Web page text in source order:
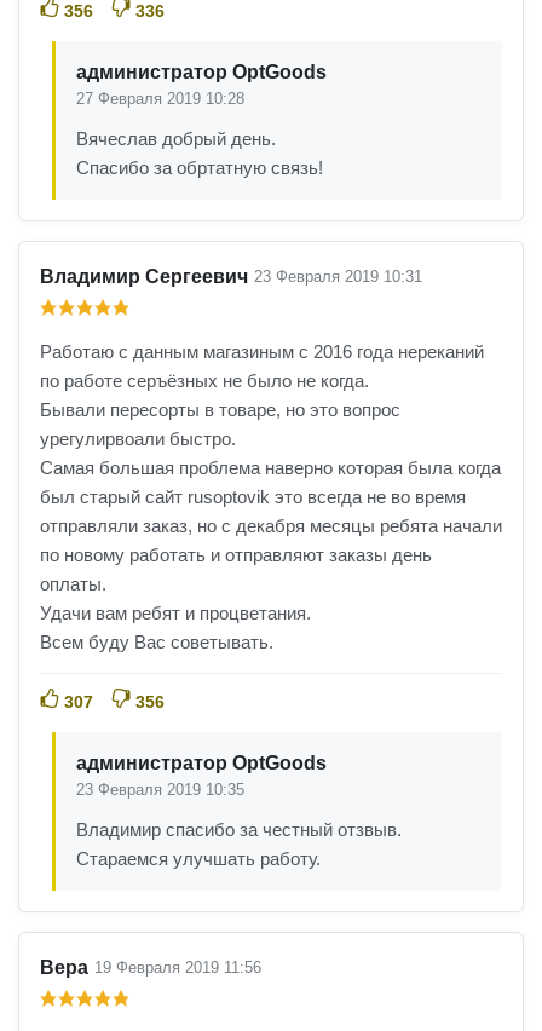
356 336
администратор OptGoods
27 Февраля 2019 10:28
Вячеслав добрый день.
Спасибо за обртатную связь!
Владимир Сергеевич 23 Февраля 2019 10:31
Работаю с данным магазиным с 2016 года нереканий
по работе серъёзных не было не когда.
Бывали пересорты в товаре, но это вопрос
урегулирвоали быстро.
Самая большая проблема наверно которая была когда
был старый сайт rusoptovik это всегда не во время
отправляли заказ, но с декабря месяцы ребята начали
по новому работать и отправляют заказы день
оплаты.
Удачи вам ребят и процветания.
Всем буду Вас советывать.
307 356
администратор OptGoods
23 Февраля 2019 10:35
Владимир спасибо за честный отзвыв.
Стараемся улучшать работу.
Вера 19 Февраля 2019 11:56